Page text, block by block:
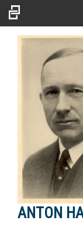
ANTON